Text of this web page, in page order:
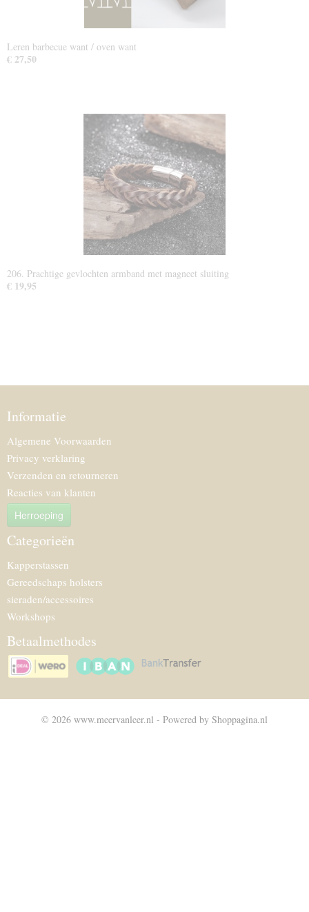
Leren barbecue want / oven want
€ 27,50
206. Prachtige gevlochten armband met magneet sluiting
€ 19,95
Informatie
Algemene Voorwaarden
Privacy verklaring
Verzenden en retourneren
Reacties van klanten
Herroeping
Categorieën
Kapperstassen
Gereedschaps holsters
sieraden/accessoires
Workshops
Betaalmethodes
© 2026 www.meervanleer.nl - Powered by Shoppagina.nl